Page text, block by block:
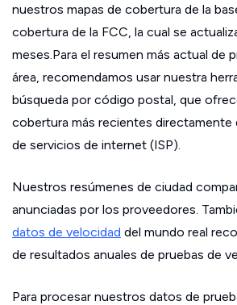
nuestros mapas de cobertura de la
cobertura de la FCC, la cual se
meses.Para el resumen más actual de
área, recomendamos usar nuestra
búsqueda por código postal, que
cobertura más recientes directamente
de servicios de internet (ISP).
Nuestros resúmenes de ciudad
anunciadas por los proveedores.
datos de velocidad del mundo real
de resultados anuales de pruebas de
Para procesar nuestros datos de